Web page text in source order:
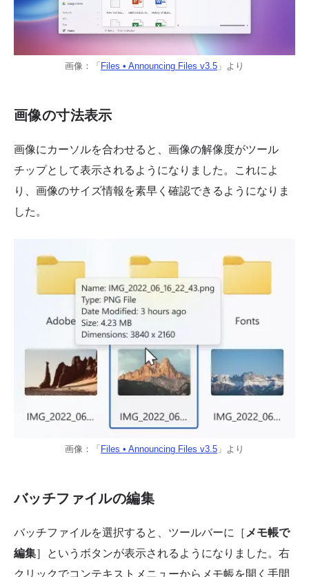
画像：「Files • Announcing Files v3.5 」より
画像の寸法表示
画像にカーソルを合わせると、画像の解像度がツール
チップとして表示されるようになりました。これによ
り、画像のサイズ情報を素早く確認できるようになりま
した。
画像：「Files • Announcing Files v3.5 」より
バッチファイルの編集
バッチファイルを選択すると、ツールバーに［ メモ帳で
編集］というボタンが表示されるようになりました。右
クリックでコンテキストメニューからメモ帳を開く手間